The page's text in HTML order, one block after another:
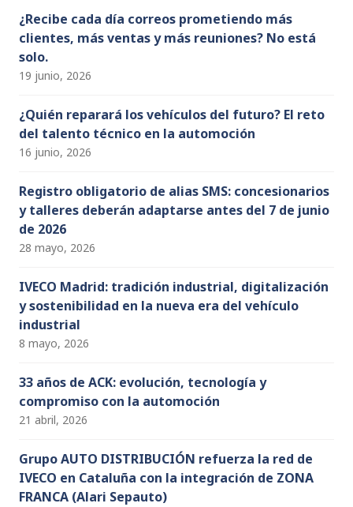
¿Recibe cada día correos prometiendo más
clientes, más ventas y más reuniones? No está
solo.
19 junio, 2026
¿Quién reparará los vehículos del futuro? El reto
del talento técnico en la automoción
16 junio, 2026
Registro obligatorio de alias SMS: concesionarios
y talleres deberán adaptarse antes del 7 de junio
de 2026
28 mayo, 2026
IVECO Madrid: tradición industrial, digitalización
y sostenibilidad en la nueva era del vehículo
industrial
8 mayo, 2026
33 años de ACK: evolución, tecnología y
compromiso con la automoción
21 abril, 2026
Grupo AUTO DISTRIBUCIÓN refuerza la red de
IVECO en Cataluña con la integración de ZONA
FRANCA (Alari Sepauto)